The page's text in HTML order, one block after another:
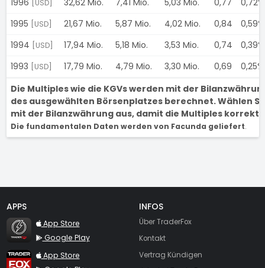
1996
[USD] 32,62 Mio. 7,41 Mio. 5,03 Mio. 0,77
0,72%
1995
[USD] 21,67 Mio. 5,87 Mio. 4,02 Mio. 0,84
0,59%
1994
[USD] 17,94 Mio. 5,18 Mio. 3,53 Mio. 0,74
0,39%
1993
[USD] 17,79 Mio. 4,79 Mio. 3,30 Mio. 0,69
0,25%
Die Multiples wie die KGVs werden mit der
des ausgewählten Börsenplatzes berechnet. Wählen
mit der Bilanzwährung aus, damit die Multiples korrekt
Die fundamentalen Daten werden von Facunda geliefert.
APPS
TraderFox Flash
App Store
Google Play
TraderFox App
App Store
INFOS
Über TraderFox
Kontakt
Vertrag Kündigen